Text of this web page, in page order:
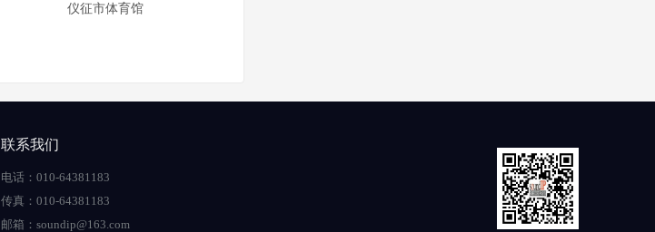
仪征市体育馆
联系我们
电话：010-64381183
传真：010-64381183
邮箱：soundip@163.com